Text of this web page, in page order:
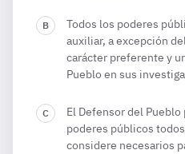
Todos los poderes
auxiliar, a excepción
carácter preferente y
Pueblo en sus
El Defensor del
poderes públicos
considere necesarios